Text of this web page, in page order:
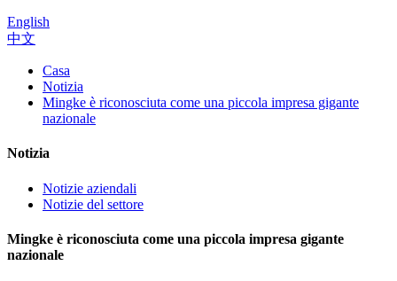
English
中文
Casa
Notizia
Mingke è riconosciuta come una piccola impresa gigante
nazionale
Notizia
Notizie aziendali
Notizie del settore
Mingke è riconosciuta come una piccola impresa gigante
nazionale